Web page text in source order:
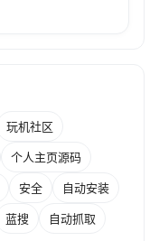
玩机社区
个人主页源码
安全 自动安装
蓝搜 自动抓取